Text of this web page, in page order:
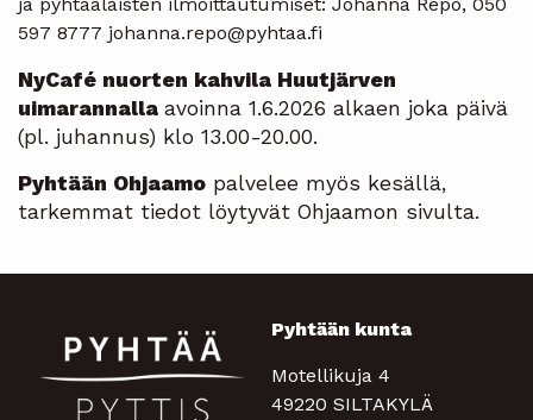
597 8777 johanna.repo@pyhtaa.fi
NyCafé nuorten kahvila Huutjärven
uimarannalla avoinna 1.6.2026 alkaen joka päivä
(pl. juhannus) klo 13.00-20.00.
Pyhtään Ohjaamo palvelee myös kesällä,
tarkemmat tiedot löytyvät Ohjaamon sivulta.
Pyhtään kunta
Motellikuja 4
49220 SILTAKYLÄ